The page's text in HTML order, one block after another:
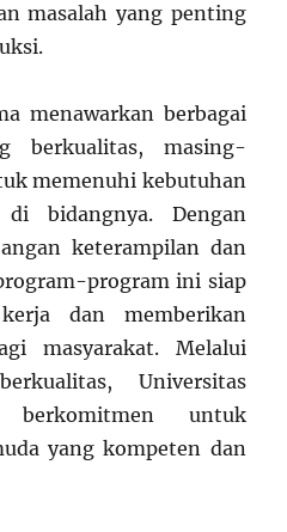
masalah yang penting
menawarkan berbagai
berkualitas, masing-
memenuhi kebutuhan
bidangnya. Dengan
keterampilan dan
program ini siap
dan memberikan
masyarakat. Melalui
Universitas
berkomitmen untuk
yang kompeten dan